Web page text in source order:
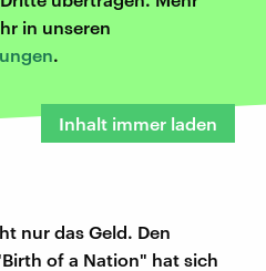
in unseren
.
Inhalt immer laden
nur das Geld. Den
of a Nation" hat sich